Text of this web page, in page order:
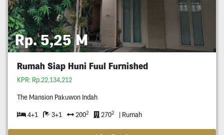
Rp. 5,25 M
Rumah Siap Huni Fuul Furnished
KPR: Rp.22,134,212
The Mansion Pakuwon Indah
4+1 3+1 2002 2702 | Rumah